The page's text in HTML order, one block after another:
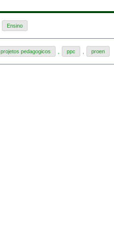
Ensino
projetos pedagogicos ppc proen